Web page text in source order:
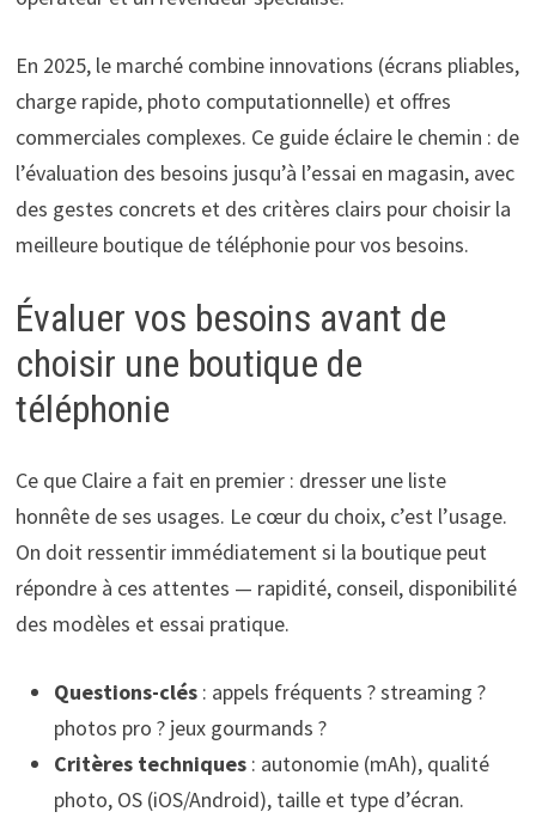
En 2025, le marché combine innovations (écrans pliables,
charge rapide, photo computationnelle) et offres
commerciales complexes. Ce guide éclaire le chemin : de
l’évaluation des besoins jusqu’à l’essai en magasin, avec
des gestes concrets et des critères clairs pour choisir la
meilleure boutique de téléphonie pour vos besoins.
Évaluer vos besoins avant de
choisir une boutique de
téléphonie
Ce que Claire a fait en premier : dresser une liste
honnête de ses usages. Le cœur du choix, c’est l’usage.
On doit ressentir immédiatement si la boutique peut
répondre à ces attentes — rapidité, conseil, disponibilité
des modèles et essai pratique.
Questions-clés: appels fréquents ? streaming ?
photos pro ? jeux gourmands ?
Critères techniques: autonomie (mAh), qualité
photo, OS (iOS/Android), taille et type d’écran.